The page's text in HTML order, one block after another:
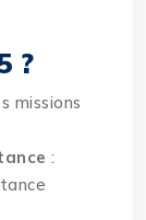
?
missions
: